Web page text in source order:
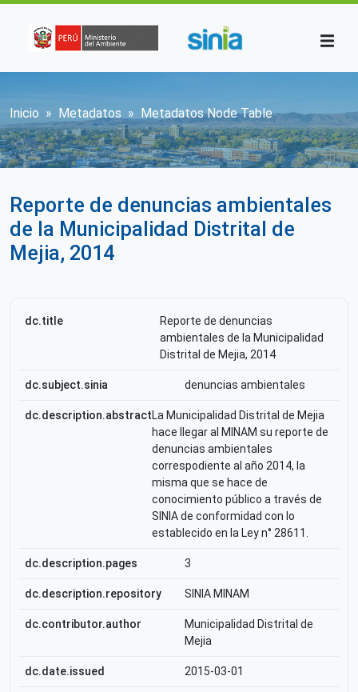
Sobrescribir enlaces de ayuda a la
Inicio Metadatos Metadatos Node Table
Reporte de denuncias ambientales
de la Municipalidad Distrital de
Mejia, 2014
dc.title
Reporte de denuncias
ambientales de la Municipalidad
Distrital de Mejia, 2014
dc.subject.sinia denuncias ambientales
dc.description.abstractLa Municipalidad Distrital de Mejia
hace llegar al MINAM su reporte de
denuncias ambientales
correspodiente al año 2014, la
misma que se hace de
conocimiento público a través de
SINIA de conformidad con lo
establecido en la Ley n° 28611.
dc.description.pages 3
dc.description.repository SINIA MINAM
dc.contributor.author
Municipalidad Distrital de
Mejia
dc.date.issued 2015-03-01